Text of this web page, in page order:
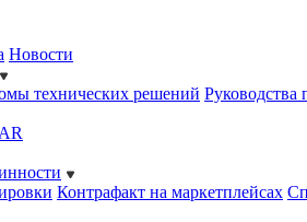
Новости
технических решений Руководства
Контрафакт на маркетплейсах